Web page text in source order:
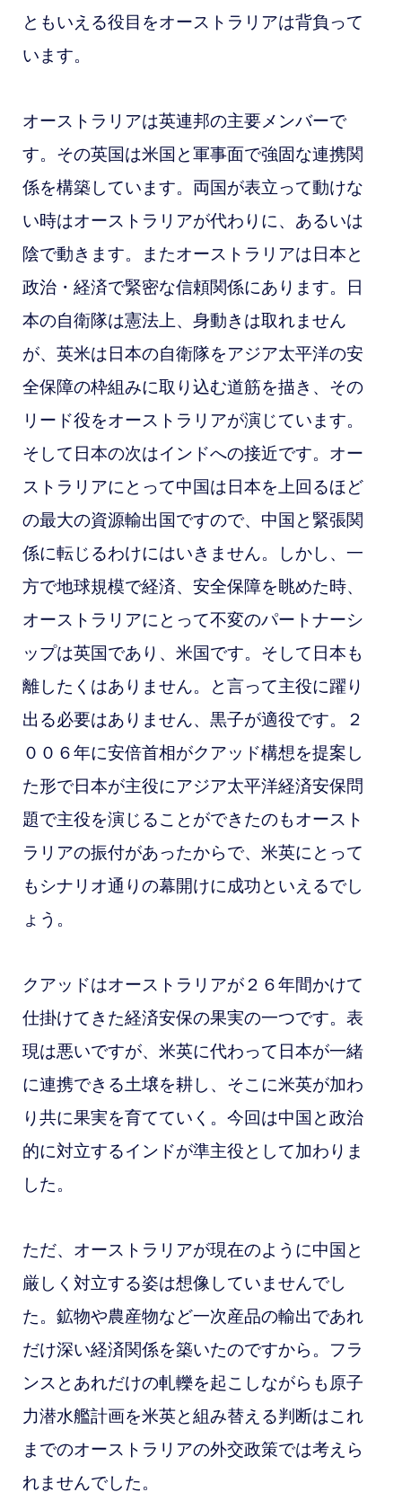
ともいえる役目をオーストラリアは背負って
います。
オーストラリアは英連邦の主要メンバーで
す。その英国は米国と軍事面で強固な連携関
係を構築しています。両国が表立って動けな
い時はオーストラリアが代わりに、あるいは
陰で動きます。またオーストラリアは日本と
政治・経済で緊密な信頼関係にあります。日
本の自衛隊は憲法上、身動きは取れません
が、英米は日本の自衛隊をアジア太平洋の安
全保障の枠組みに取り込む道筋を描き、その
リード役をオーストラリアが演じています。
そして日本の次はインドへの接近です。オー
ストラリアにとって中国は日本を上回るほど
の最大の資源輸出国ですので、中国と緊張関
係に転じるわけにはいきません。しかし、一
方で地球規模で経済、安全保障を眺めた時、
オーストラリアにとって不変のパートナーシ
ップは英国であり、米国です。そして日本も
離したくはありません。と言って主役に躍り
出る必要はありません、黒子が適役です。２
００６年に安倍首相がクアッド構想を提案し
た形で日本が主役にアジア太平洋経済安保問
題で主役を演じることができたのもオースト
ラリアの振付があったからで、米英にとって
もシナリオ通りの幕開けに成功といえるでし
ょう。
クアッドはオーストラリアが２６年間かけて
仕掛けてきた経済安保の果実の一つです。表
現は悪いですが、米英に代わって日本が一緒
に連携できる土壌を耕し、そこに米英が加わ
り共に果実を育てていく。今回は中国と政治
的に対立するインドが準主役として加わりま
した。
ただ、オーストラリアが現在のように中国と
厳しく対立する姿は想像していませんでし
た。鉱物や農産物など一次産品の輸出であれ
だけ深い経済関係を築いたのですから。フラ
ンスとあれだけの軋轢を起こしながらも原子
力潜水艦計画を米英と組み替える判断はこれ
までのオーストラリアの外交政策では考えら
れませんでした。